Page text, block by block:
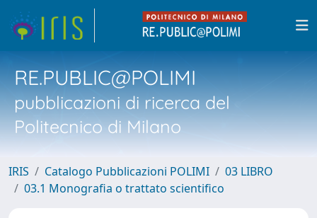
RE.PUBLIC@POLIMI
pubblicazioni di ricerca del
Politecnico di Milano
IRIS Catalogo Pubblicazioni POLIMI
03 LIBRO
03.1 Monografia o trattato scientifico